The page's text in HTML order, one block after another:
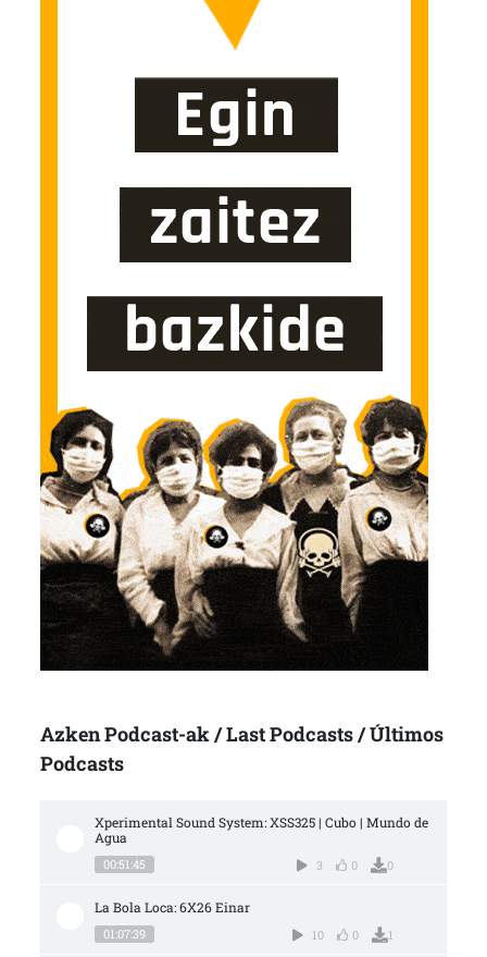
Azken Podcast-ak / Last Podcasts / Últimos
Podcasts
Xperimental Sound System: XSS325 | Cubo | Mundo de
Agua
00:51:45 3 0 0
La Bola Loca: 6X26 Einar
01:07:39 10 0 1